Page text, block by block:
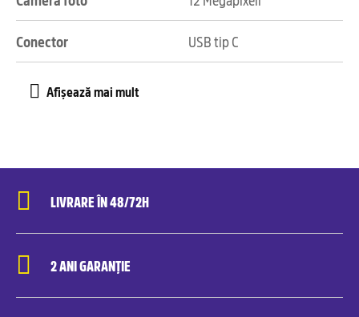
Conector USB tip C
LIVRARE ÎN 48/72H
2 ANI GARANȚIE